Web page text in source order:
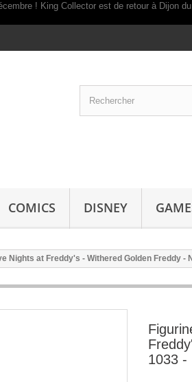
COMICS DISNEY
Nights at Freddy's - Withered Golden Freddy -
1033 -